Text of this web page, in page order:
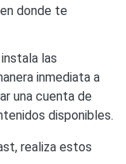
donde te
las
inmediata a
una cuenta de
disponibles.
realiza estos